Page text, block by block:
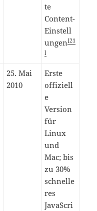
te
Content-
Einstell
ungen[21
]
25. Mai
2010
Erste
offiziell
e
Version
für
Linux
und
Mac; bis
zu 30%
schnelle
res
JavaScri